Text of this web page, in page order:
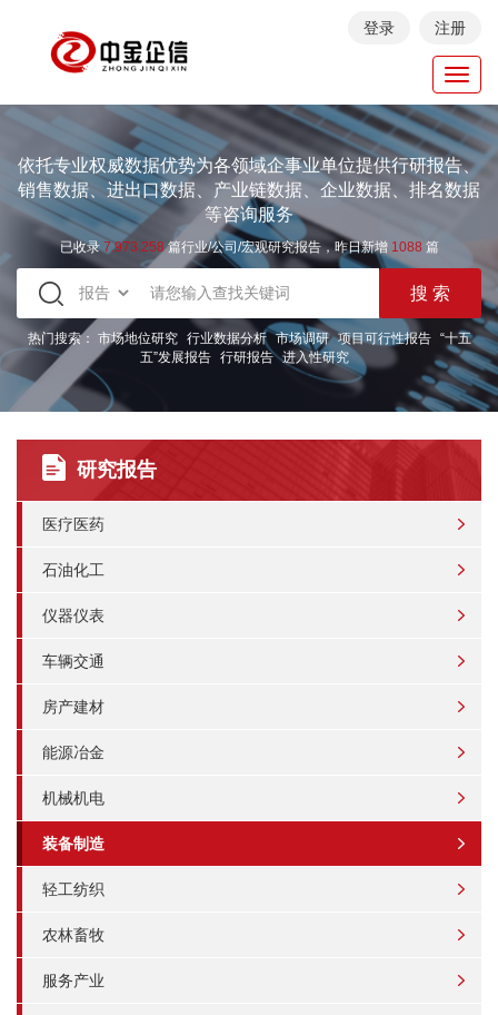
登录 注册
依托专业权威数据优势为各领域企事业单位提供行研报告、
销售数据、进出口数据、产业链数据、企业数据、排名数据
等咨询服务
已收录7.973.258篇行业/公司/宏观研究报告，昨日新增 1088 篇
热门搜索： 市场地位研究 行业数据分析 市场调研 项目可行性报告
“十五
五”发展报告 行研报告 进入性研究
研究报告
医疗医药
石油化工
仪器仪表
车辆交通
房产建材
能源冶金
机械机电
装备制造
轻工纺织
农林畜牧
服务产业